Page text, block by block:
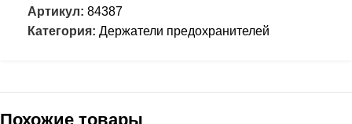
Артикул: 84387
Категория: Держатели предохранителей
Похожие товары